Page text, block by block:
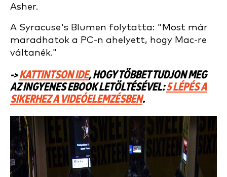
Asher.
A Syracuse's Blumen folytatta: "Most már
maradhatok a PC-n ahelyett, hogy Mac-re
váltanék."
->KATTINTSON IDE, HOGY TÖBBET TUDJON MEG
AZ INGYENES EBOOK LETÖLTÉSÉVEL:5 LÉPÉS A
SIKERHEZ A VIDEÓELEMZÉSBEN.